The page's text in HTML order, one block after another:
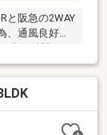
阪急の2WAY
、通風良好で
たします。
イフインフォ
ァミリーマ
校…徒歩15分
ァミリークリ